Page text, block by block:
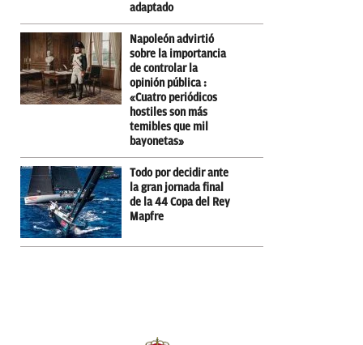
adaptado
Napoleón advirtió
sobre la importancia
de controlar la
opinión pública :
«Cuatro periódicos
hostiles son más
temibles que mil
bayonetas»
Todo por decidir ante
la gran jornada final
de la 44 Copa del Rey
Mapfre